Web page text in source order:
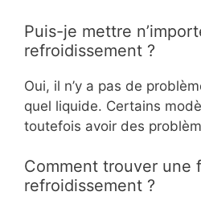
Puis-je mettre
refroidissement ?
Oui, il n’y a pas de
quel liquide. Certains
toutefois avoir des
Comment trouver une
refroidissement ?